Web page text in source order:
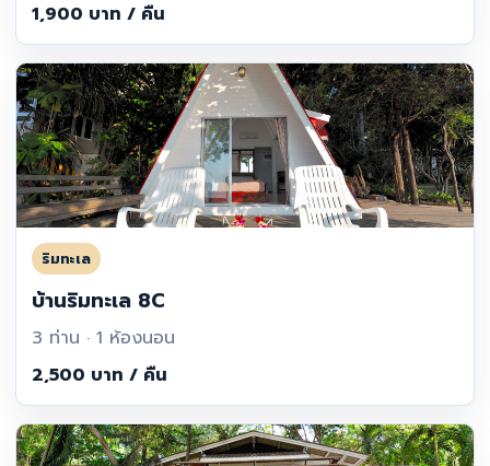
1,900 บาท / คืน
ริมทะเล
บ้านริมทะเล 8C
3 ท่าน · 1 ห้องนอน
2,500 บาท / คืน